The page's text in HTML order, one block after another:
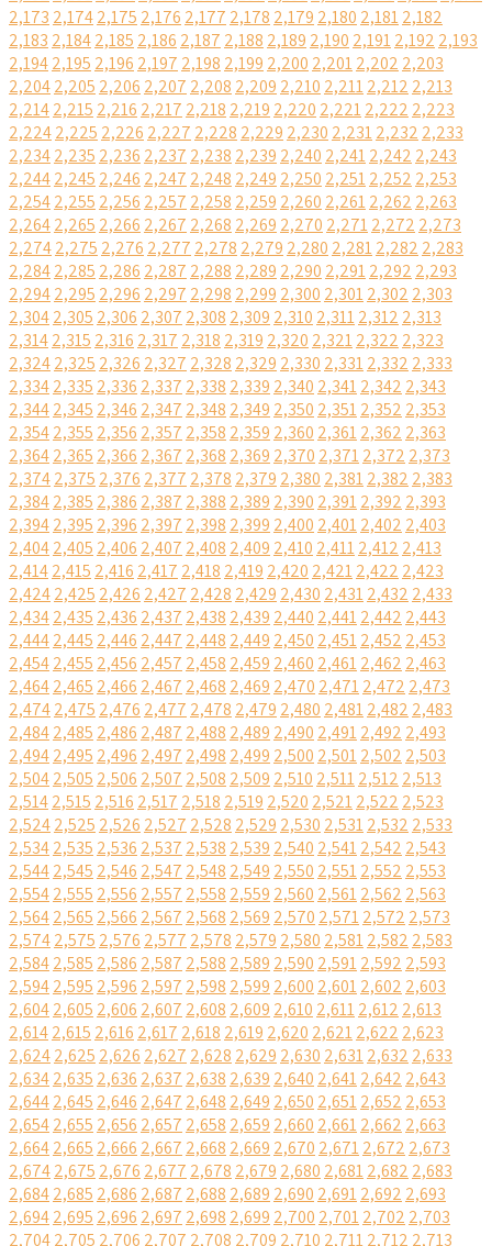
2,173 2,1742,175 2,176 2,177 2,178 2,179 2,180 2,1812,182
2,183 2,1842,185 2,186 2,187 2,188 2,189 2,190 2,1912,192 2,193
2,1942,195 2,196 2,197 2,198 2,199 2,200 2,2012,202 2,203
2,2042,205 2,206 2,207 2,208 2,209 2,210 2,2112,212 2,213
2,2142,215 2,216 2,217 2,218 2,219 2,220 2,2212,222 2,223
2,2242,225 2,226 2,227 2,228 2,229 2,230 2,2312,232 2,233
2,2342,235 2,236 2,237 2,238 2,239 2,240 2,2412,242 2,243
2,2442,245 2,246 2,247 2,248 2,249 2,250 2,2512,252 2,253
2,2542,255 2,256 2,257 2,258 2,259 2,260 2,2612,262 2,263
2,2642,265 2,266 2,267 2,268 2,269 2,270 2,2712,272 2,273
2,2742,275 2,276 2,277 2,278 2,279 2,280 2,2812,282 2,283
2,2842,285 2,286 2,287 2,288 2,289 2,290 2,2912,292 2,293
2,2942,295 2,296 2,297 2,298 2,299 2,300 2,3012,302 2,303
2,3042,305 2,306 2,307 2,308 2,309 2,310 2,3112,312 2,313
2,3142,315 2,316 2,317 2,318 2,319 2,320 2,3212,322 2,323
2,3242,325 2,326 2,327 2,328 2,329 2,330 2,3312,332 2,333
2,3342,335 2,336 2,337 2,338 2,339 2,340 2,3412,342 2,343
2,3442,345 2,346 2,347 2,348 2,349 2,350 2,3512,352 2,353
2,3542,355 2,356 2,357 2,358 2,359 2,360 2,3612,362 2,363
2,3642,365 2,366 2,367 2,368 2,369 2,370 2,3712,372 2,373
2,3742,375 2,376 2,377 2,378 2,379 2,380 2,3812,382 2,383
2,3842,385 2,386 2,387 2,388 2,389 2,390 2,3912,392 2,393
2,3942,395 2,396 2,397 2,398 2,399 2,400 2,4012,402 2,403
2,4042,405 2,406 2,407 2,408 2,409 2,410 2,4112,412 2,413
2,4142,415 2,416 2,417 2,418 2,419 2,420 2,4212,422 2,423
2,4242,425 2,426 2,427 2,428 2,429 2,430 2,4312,432 2,433
2,4342,435 2,436 2,437 2,438 2,439 2,440 2,4412,442 2,443
2,4442,445 2,446 2,447 2,448 2,449 2,450 2,4512,452 2,453
2,4542,455 2,456 2,457 2,458 2,459 2,460 2,4612,462 2,463
2,4642,465 2,466 2,467 2,468 2,469 2,470 2,4712,472 2,473
2,4742,475 2,476 2,477 2,478 2,479 2,480 2,4812,482 2,483
2,4842,485 2,486 2,487 2,488 2,489 2,490 2,4912,492 2,493
2,4942,495 2,496 2,497 2,498 2,499 2,500 2,5012,502 2,503
2,5042,505 2,506 2,507 2,508 2,509 2,510 2,5112,512 2,513
2,5142,515 2,516 2,517 2,518 2,519 2,520 2,5212,522 2,523
2,5242,525 2,526 2,527 2,528 2,529 2,530 2,5312,532 2,533
2,5342,535 2,536 2,537 2,538 2,539 2,540 2,5412,542 2,543
2,5442,545 2,546 2,547 2,548 2,549 2,550 2,5512,552 2,553
2,5542,555 2,556 2,557 2,558 2,559 2,560 2,5612,562 2,563
2,5642,565 2,566 2,567 2,568 2,569 2,570 2,5712,572 2,573
2,5742,575 2,576 2,577 2,578 2,579 2,580 2,5812,582 2,583
2,5842,585 2,586 2,587 2,588 2,589 2,590 2,5912,592 2,593
2,5942,595 2,596 2,597 2,598 2,599 2,600 2,6012,602 2,603
2,6042,605 2,606 2,607 2,608 2,609 2,610 2,6112,612 2,613
2,6142,615 2,616 2,617 2,618 2,619 2,620 2,6212,622 2,623
2,6242,625 2,626 2,627 2,628 2,629 2,630 2,6312,632 2,633
2,6342,635 2,636 2,637 2,638 2,639 2,640 2,6412,642 2,643
2,6442,645 2,646 2,647 2,648 2,649 2,650 2,6512,652 2,653
2,6542,655 2,656 2,657 2,658 2,659 2,660 2,6612,662 2,663
2,6642,665 2,666 2,667 2,668 2,669 2,670 2,6712,672 2,673
2,6742,675 2,676 2,677 2,678 2,679 2,680 2,6812,682 2,683
2,6842,685 2,686 2,687 2,688 2,689 2,690 2,6912,692 2,693
2,6942,695 2,696 2,697 2,698 2,699 2,700 2,7012,702 2,703
2,7042,705 2,706 2,707 2,708 2,709 2,710 2,7112,712 2,713